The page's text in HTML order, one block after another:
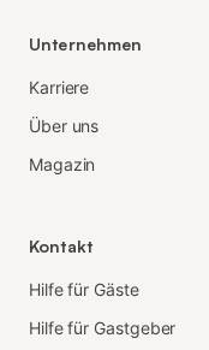
Unternehmen
Karriere
Über uns
Magazin
Kontakt
Hilfe für Gäste
Hilfe für Gastgeber